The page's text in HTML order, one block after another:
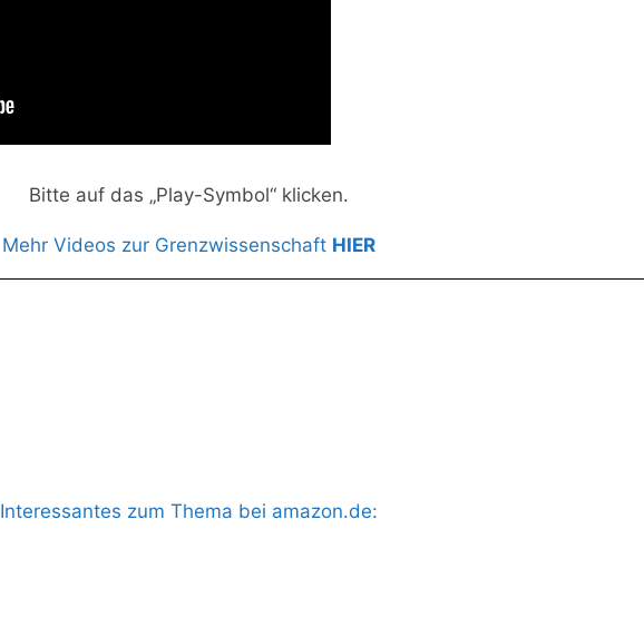
Bitte auf das „Play-Symbol“ klicken.
Mehr Videos zur Grenzwissenschaft HIER
Interessantes zum Thema bei amazon.de: